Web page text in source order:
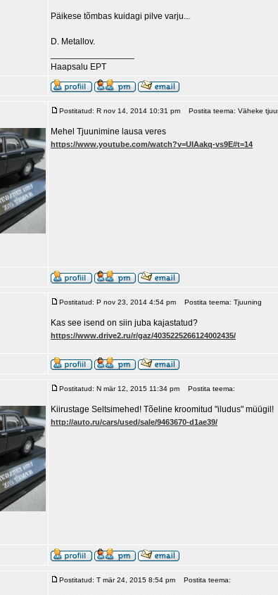
Päikese tõmbas kuidagi pilve varju...
D. Metallov.
Haapsalu EPT
Postitatud: R nov 14, 2014 10:31 pm Postita teema: Väheke
Mehel Tjuunimine lausa veres
https://www.youtube.com/watch?v=UIAakq-vs9E#t=14
Postitatud: P nov 23, 2014 4:54 pm Postita teema: Tjuuning
Kas see isend on siin juba kajastatud?
https://www.drive2.ru/r/gaz/4035225266124002435/
Postitatud: N mär 12, 2015 11:34 pm Postita teema:
Kiirustage Seltsimehed! Tõeline kroomitud "iludus" müügil!
http://auto.ru/cars/used/sale/9463670-d1ae39/
Postitatud: T mär 24, 2015 8:54 pm Postita teema: